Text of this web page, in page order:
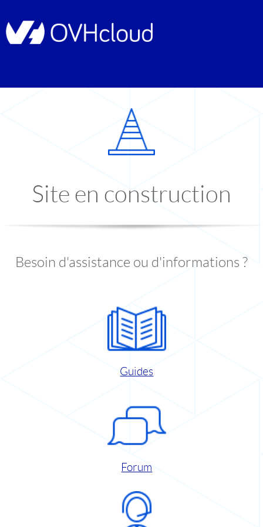
Site en construction
Besoin d'assistance ou d'informations ?
Guides
Forum